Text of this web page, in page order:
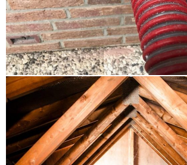
Molfsee,Dachdämmung Pinneberg,
Elmshorn,Steicozell Fehmarn,
Dachschrägendämmung Sylt Föhr
Mölln,Brandschutz Einblasdämmung
Strand